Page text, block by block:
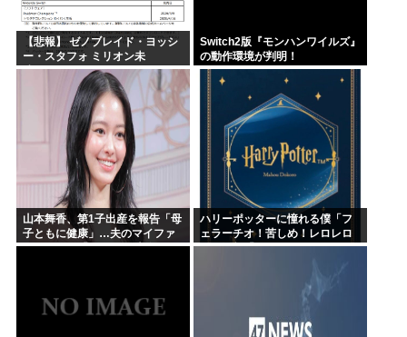
【悲報】 ゼノブレイド・ヨッシ
ー・スタフォ ミリオン未
達・・・
Switch2版『モンハンワイルズ』
の動作環境が判明！
山本舞香、第1子出産を報告「母
子ともに健康」…夫のマイファ
ス・Hiroは「いいね」 森進一&
ハリーポッターに憧れる僕「フ
ェラーチオ！苦しめ！レロレロ
レロ」敵「うっ 」